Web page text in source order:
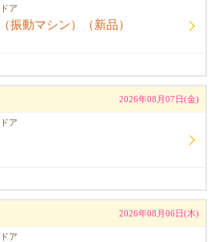
ア
振動マシン）（新品）
2026年08月07日(金)
ア
2026年08月06日(木)
ア